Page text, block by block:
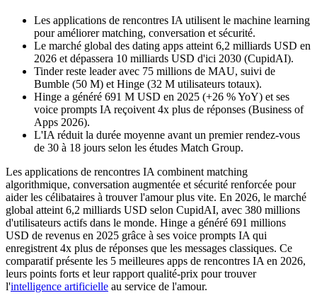
Les applications de rencontres IA utilisent le machine learning
pour améliorer matching, conversation et sécurité.
Le marché global des dating apps atteint 6,2 milliards USD en
2026 et dépassera 10 milliards USD d'ici 2030 (CupidAI).
Tinder reste leader avec 75 millions de MAU, suivi de
Bumble (50 M) et Hinge (32 M utilisateurs totaux).
Hinge a généré 691 M USD en 2025 (+26 % YoY) et ses
voice prompts IA reçoivent 4x plus de réponses (Business of
Apps 2026).
L'IA réduit la durée moyenne avant un premier rendez-vous
de 30 à 18 jours selon les études Match Group.
Les applications de rencontres IA combinent matching
algorithmique, conversation augmentée et sécurité renforcée pour
aider les célibataires à trouver l'amour plus vite. En 2026, le marché
global atteint 6,2 milliards USD selon CupidAI, avec 380 millions
d'utilisateurs actifs dans le monde. Hinge a généré 691 millions
USD de revenus en 2025 grâce à ses voice prompts IA qui
enregistrent 4x plus de réponses que les messages classiques. Ce
comparatif présente les 5 meilleures apps de rencontres IA en 2026,
leurs points forts et leur rapport qualité-prix pour trouver
l'intelligence artificielle au service de l'amour.